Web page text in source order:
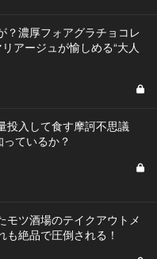
？濃厚フォアグラチョコレ
アージュが愉しめる“大人
投入して食す摩訶不思議
っているか？
モツ酒場のテイクアウトメ
も絶品で圧倒される！